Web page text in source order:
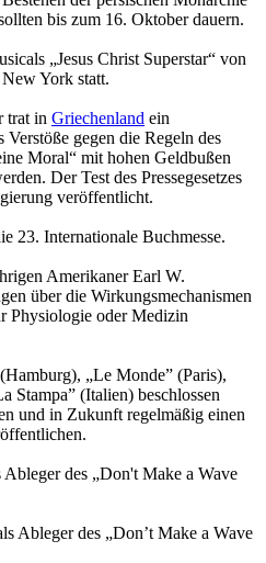
bis zum 16. Oktober dauern.
„Jesus Christ Superstar“ von
York statt.
trat in Griechenland ein
Verstöße gegen die Regeln des
Moral“ mit hohen Geldbußen
Der Test des Pressegesetzes
veröffentlicht.
23. Internationale Buchmesse.
Amerikaner Earl W.
über die Wirkungsmechanismen
Physiologie oder Medizin
„Le Monde” (Paris),
Stampa” (Italien) beschlossen
und in Zukunft regelmäßig einen
des „Don't Make a Wave
Ableger des „Don’t Make a Wave